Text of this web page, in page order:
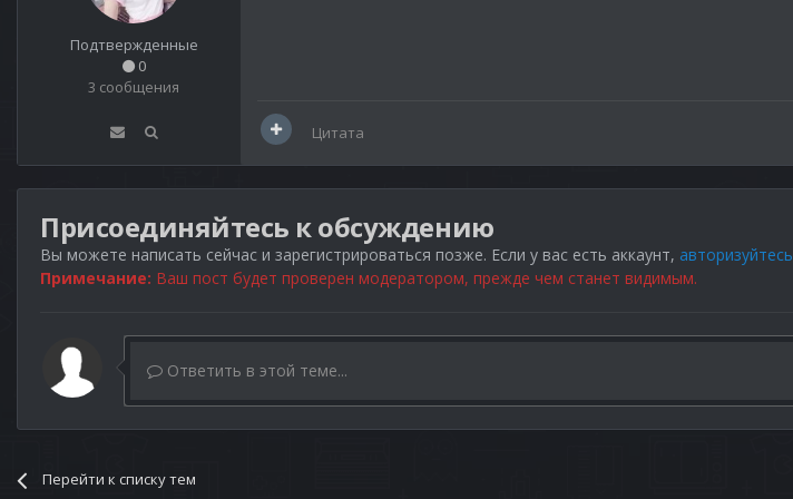
Подтвержденные
0
3 сообщения
Цитата
Присоединяйтесь к обсуждению
Вы можете написать сейчас и зарегистрироваться позже. Если у вас есть аккаунт, авторизуйтесь
Примечание: Ваш пост будет проверен модератором, прежде чем станет видимым.
Ответить в этой теме...
Перейти к списку тем